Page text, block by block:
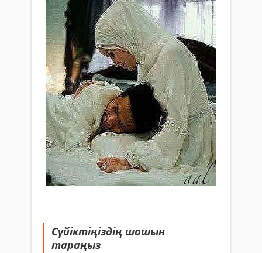
Сүйіктіңіздің шашын
тараңыз